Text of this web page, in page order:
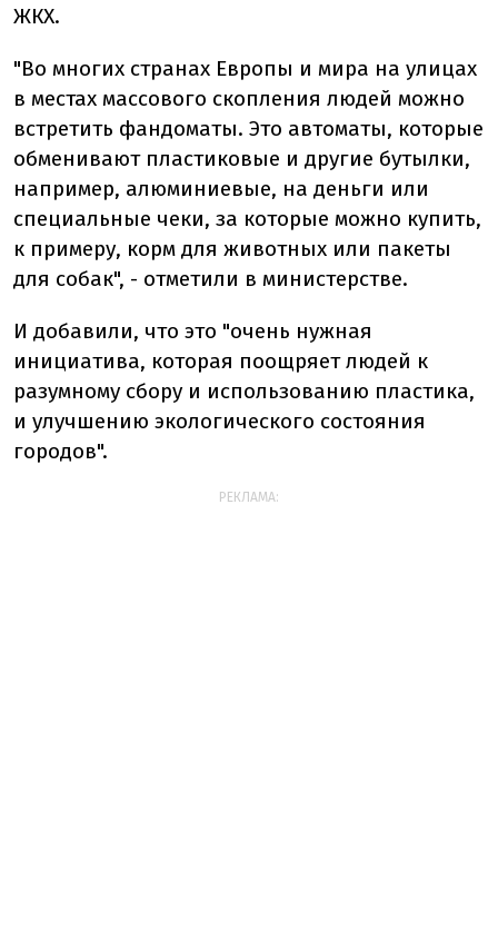
ЖКХ.
"Во многих странах Европы и мира на улицах
в местах массового скопления людей можно
встретить фандоматы. Это автоматы, которые
обменивают пластиковые и другие бутылки,
например, алюминиевые, на деньги или
специальные чеки, за которые можно купить,
к примеру, корм для животных или пакеты
для собак", - отметили в министерстве.
И добавили, что это "очень нужная
инициатива, которая поощряет людей к
разумному сбору и использованию пластика,
и улучшению экологического состояния
городов".
РЕКЛАМА: